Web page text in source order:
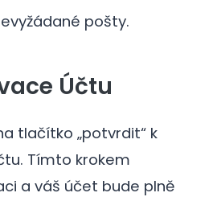
pošty.
Účtu
tlačítko „potvrdit“ k
Tímto krokem
a váš účet bude plně